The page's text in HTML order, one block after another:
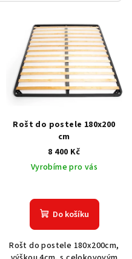
Rošt do postele 180x200
cm
8 400 Kč
Vyrobíme pro vás
Do košíku
Rošt do postele 180x200cm,